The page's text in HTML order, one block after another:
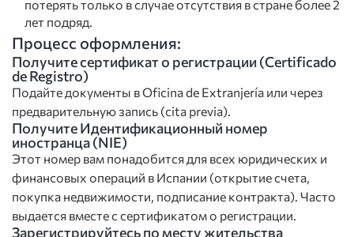
потерять только в случае отсутствия в стране более 2
лет подряд.
Процесс оформления:
Получите сертификат о регистрации (Certificado
de Registro)
Подайте документы в Oficina de Extranjería или через
предварительную запись (cita previa).
Получите Идентификационный номер
иностранца (NIE)
Этот номер вам понадобится для всех юридических и
финансовых операций в Испании (открытие счета,
покупка недвижимости, подписание контракта). Часто
выдается вместе с сертификатом о регистрации.
Зарегистрируйтесь по месту жительства